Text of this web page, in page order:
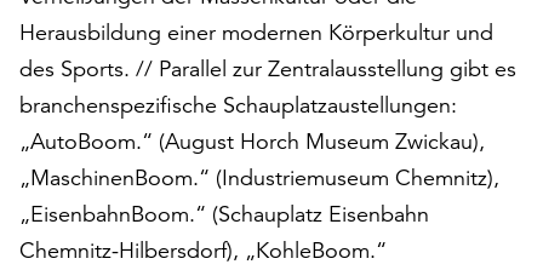
Funktionale
Cookies
werden
auch
ohne
Ihr
Einverständnis
weiterhin
ausgeführt.
Herausbildung einer modernen Körperkultur und
des Sports. // Parallel zur Zentralausstellung gibt es
branchenspezifische Schauplatzaustellungen:
„AutoBoom.“ (August Horch Museum Zwickau),
„MaschinenBoom.“ (Industriemuseum Chemnitz),
„EisenbahnBoom.“ (Schauplatz Eisenbahn
Chemnitz-Hilbersdorf), „KohleBoom.“